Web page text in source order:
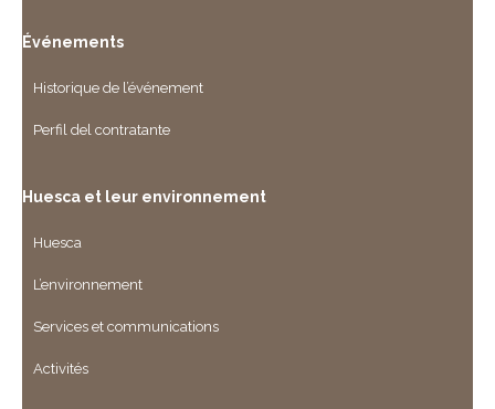
Événements
Historique de l’événement
Perfil del contratante
Huesca et leur environnement
Huesca
L’environnement
Services et communications
Activités